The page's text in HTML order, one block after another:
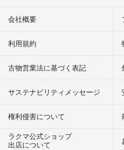
会社概要
利用規約
古物営業法に基づく表記
サステナビリティメッセージ
権利侵害について
ラクマ公式ショップ
出店について